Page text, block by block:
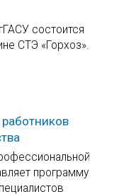
состоится
СТЭ «Горхоз».
программу